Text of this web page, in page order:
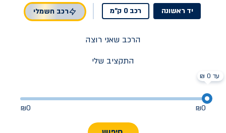
יד ראשונה רכב 0 ק"מ רכב חשמלי
הרכב שאני רוצה
התקציב שלי
₪0
₪0
עד 0 ₪